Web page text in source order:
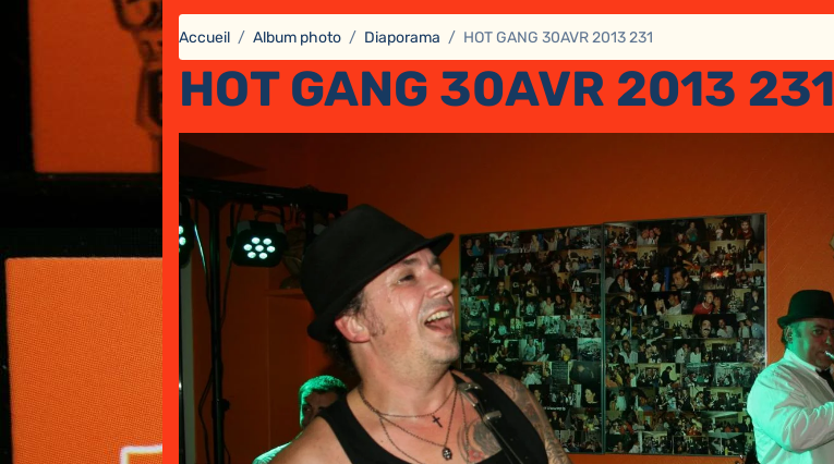
Accueil Album photo Diaporama HOT GANG 30AVR 2013 231
HOT GANG 30AVR 2013 231